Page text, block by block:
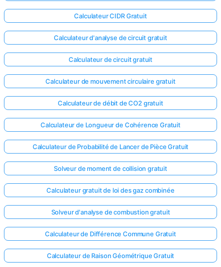
Calculateur CIDR Gratuit
Calculateur d'analyse de circuit gratuit
Calculateur de circuit gratuit
Calculateur de mouvement circulaire gratuit
Calculateur de débit de CO2 gratuit
Calculateur de Longueur de Cohérence Gratuit
Calculateur de Probabilité de Lancer de Pièce Gratuit
Solveur de moment de collision gratuit
Calculateur gratuit de loi des gaz combinée
Solveur d'analyse de combustion gratuit
Calculateur de Différence Commune Gratuit
Calculateur de Raison Géométrique Gratuit